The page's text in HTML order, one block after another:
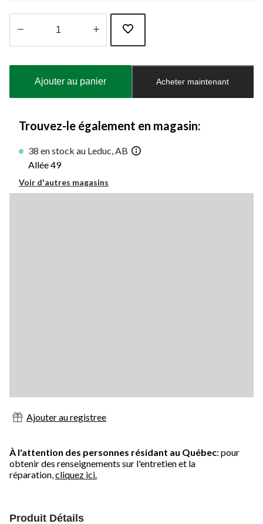
à
Ajouter au panier Acheter maintenant
Trouvez-le également en magasin:
38 en stock au Leduc, AB
Allée 49
Voir d'autres magasins
Ajouter au registree
À l'attention des personnes résidant au Québec: pour
obtenir des renseignements sur l'entretien et la
réparation,cliquez ici.
Produit Détails